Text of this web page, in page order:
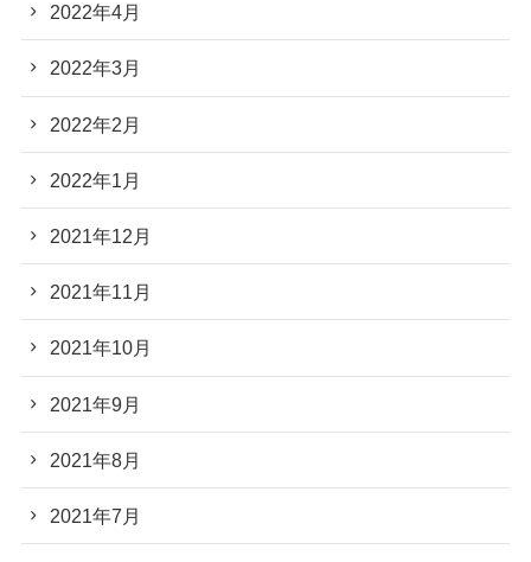
2022年4月
2022年3月
2022年2月
2022年1月
2021年12月
2021年11月
2021年10月
2021年9月
2021年8月
2021年7月